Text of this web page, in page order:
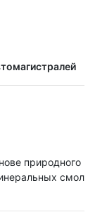
природного
смол